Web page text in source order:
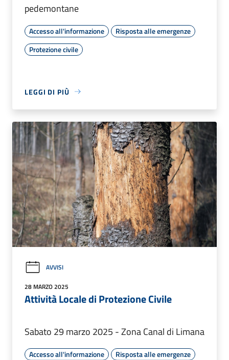
pedemontane
Accesso all'informazione
Risposta alle emergenze
Protezione civile
LEGGI DI PIÙ
AVVISI
28 MARZO 2025
Attività Locale di Protezione Civile
Sabato 29 marzo 2025 - Zona Canal di Limana
Accesso all'informazione
Risposta alle emergenze